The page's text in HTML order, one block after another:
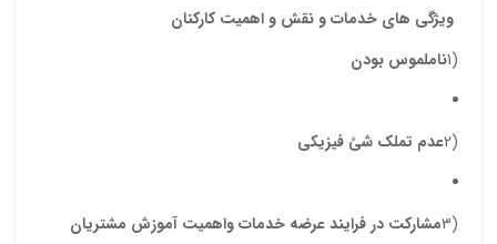
ویژگی های خدمات و نقش و اهمیت کارکنان
(1 ناملموس بودن
(2 عدم تملک شئ فیزیکی
(3 مشارکت در فرایند عرضه خدمات واهمیت آموزش مشتریان